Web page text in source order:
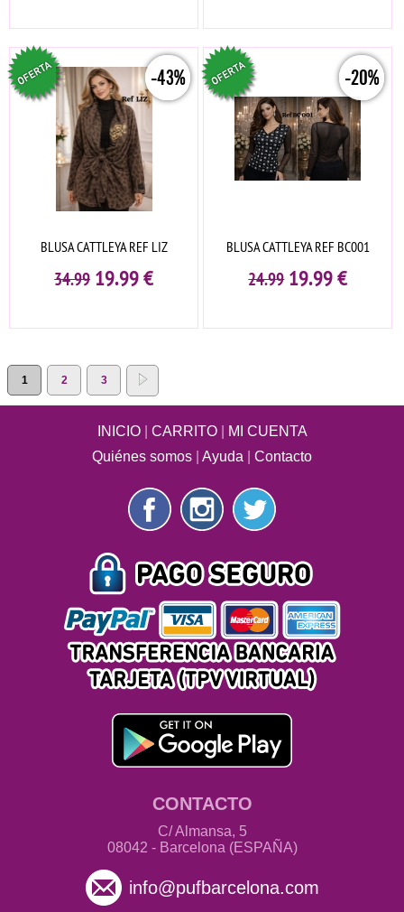
-43%
BLUSA CATTLEYA REF LIZ
34.99 19.99€
-20%
BLUSA CATTLEYA REF BC001
24.99 19.99€
1 2 3
INICIO| CARRITO|
MI CUENTA
Quiénes somos
Ayuda Contacto
CONTACTO
C/ Almansa, 5
08042 - Barcelona (ESPAÑA)
info@pufbarcelona.com